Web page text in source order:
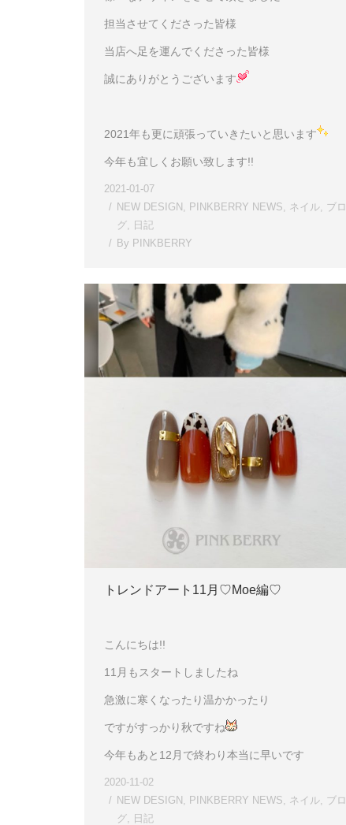
担当させてくださった皆様
当店へ足を運んでくださった皆様
誠にありがとうございます
2021年も更に頑張っていきたいと思います
今年も宜しくお願い致します!!
2021-01-07
NEW DESIGN , PINKBERRY NEWS, ネイル, ブロ
グ, 日記
By PINKBERRY
トレンドアート11月♡Moe編♡
こんにちは!!
11月もスタートしましたね
急激に寒くなったり温かかったり
ですがすっかり秋ですね
今年もあと12月で終わり本当に早いです
2020-11-02
NEW DESIGN , PINKBERRY NEWS, ネイル, ブロ
グ, 日記